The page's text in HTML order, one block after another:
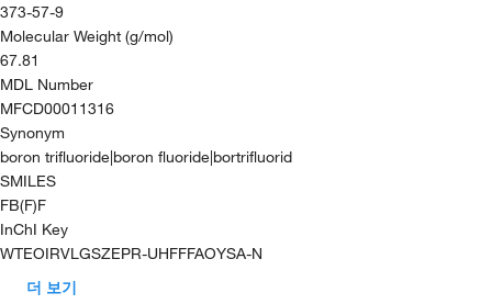
373-57-9
Molecular Weight (g/mol)
67.81
MDL Number
MFCD00011316
Synonym
boron trifluoride|boron fluoride|bortrifluorid
SMILES
FB(F)F
InChI Key
WTEOIRVLGSZEPR-UHFFFAOYSA-N
더 보기